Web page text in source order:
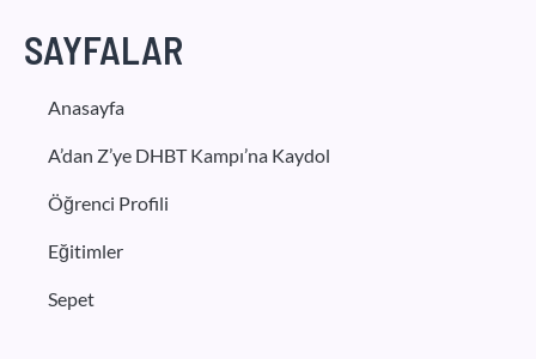
SAYFALAR
Anasayfa
A’dan Z’ye DHBT Kampı’na Kaydol
Öğrenci Profili
Eğitimler
Sepet